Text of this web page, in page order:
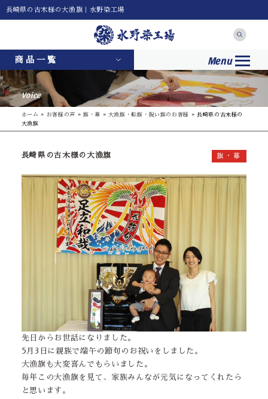
長崎県の古木様の大漁旗｜水野染工場
商品一覧 Menu
Voice
ホーム » お客様の声 » 旗・幕 » 大漁旗・船旗・祝い旗のお客様 » 長崎県の古木様の
大漁旗
長崎県の古木様の大漁旗 旗・幕
先日からお世話になりました。
5月3日に親族で端午の節句のお祝いをしました。
大漁旗も大変喜んでもらいました。
毎年この大漁旗を見て、家族みんなが元気になってくれたら
と思います。